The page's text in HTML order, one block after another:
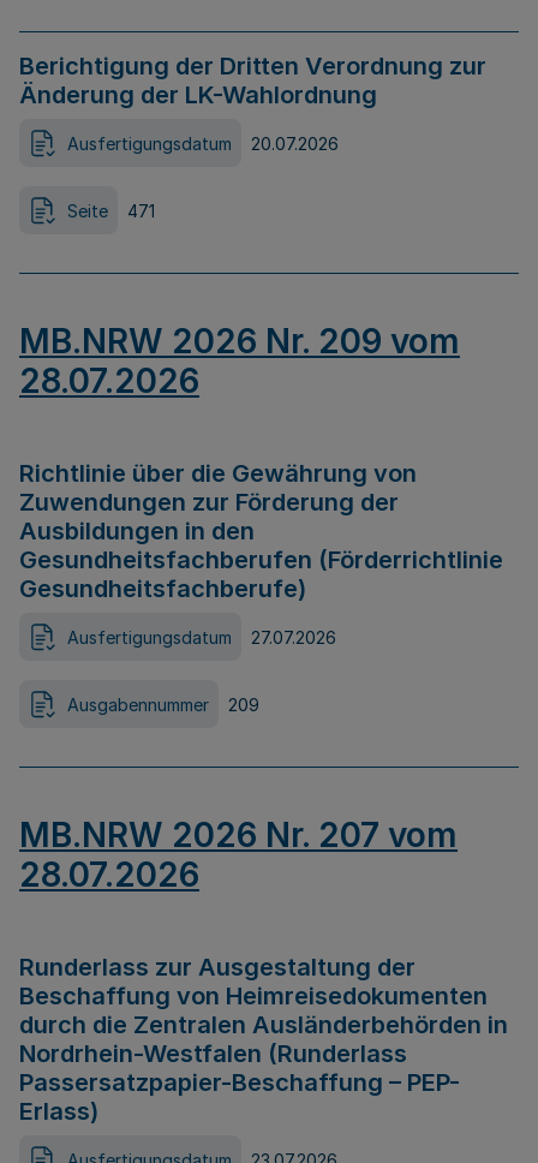
Berichtigung der Dritten Verordnung zur
Änderung der LK-Wahlordnung
Ausfertigungsdatum 20.07.2026
Seite 471
MB.NRW 2026 Nr. 209 vom
28.07.2026
Richtlinie über die Gewährung von
Zuwendungen zur Förderung der
Ausbildungen in den
Gesundheitsfachberufen (Förderrichtlinie
Gesundheitsfachberufe)
Ausfertigungsdatum 27.07.2026
Ausgabennummer 209
MB.NRW 2026 Nr. 207 vom
28.07.2026
Runderlass zur Ausgestaltung der
Beschaffung von Heimreisedokumenten
durch die Zentralen Ausländerbehörden in
Nordrhein-Westfalen (Runderlass
Passersatzpapier-Beschaffung – PEP-
Erlass)